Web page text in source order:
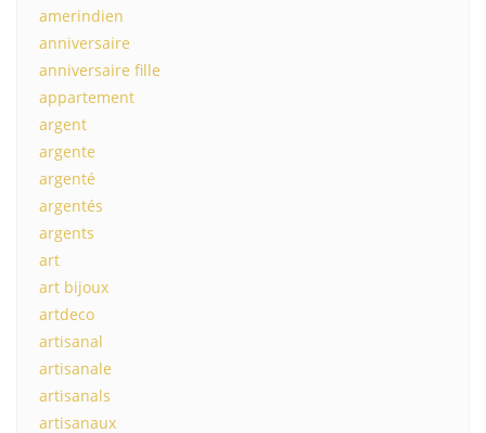
amerindien
anniversaire
anniversaire fille
appartement
argent
argente
argenté
argentés
argents
art
art bijoux
artdeco
artisanal
artisanale
artisanals
artisanaux